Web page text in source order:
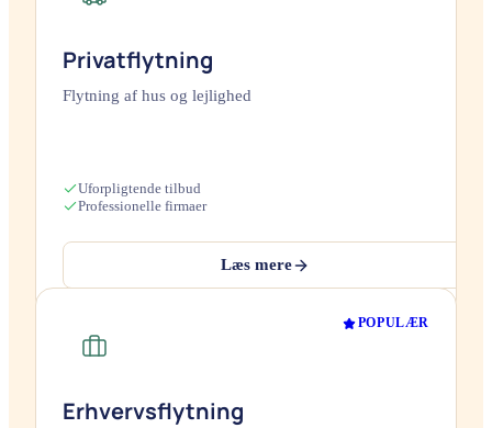
Privatflytning
Flytning af hus og lejlighed
Uforpligtende tilbud
Professionelle firmaer
Læs mere
POPULÆR
Erhvervsflytning